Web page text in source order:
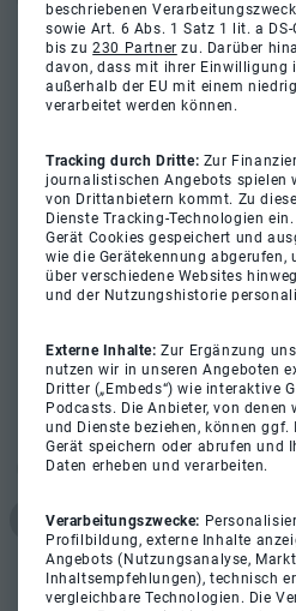
beschriebenen
sowie Art. 6 Abs. 1 Satz 1 lit. a
bis zu230 Partner zu. Darüber
davon, dass mit ihrer Einwilligung
außerhalb der EU mit einem
verarbeitet werden können.
Tracking durch Dritte: Zur
journalistischen Angebots spielen
von Drittanbietern kommt. Zu
Dienste Tracking-Technologien
Gerät Cookies gespeichert und
wie die Gerätekennung abgerufen,
über verschiedene Websites
und der Nutzungshistorie
Externe Inhalte:Zur Ergänzung
nutzen wir in unseren Angeboten
Dritter („Embeds“) wie interaktive
Podcasts. Die Anbieter, von
und Dienste beziehen, können
Gerät speichern oder abrufen und
Daten erheben und verarbeiten.
Verarbeitungszwecke:
Profilbildung, externe Inhalte
Angebots (Nutzungsanalyse,
Inhaltsempfehlungen), technisch
vergleichbare Technologien. Die